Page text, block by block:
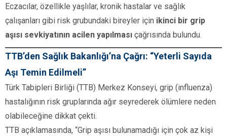
Eczacılar, özellikle yaşlılar, kronik hastalar ve sağlık
çalışanları gibi risk grubundaki bireyler için ikinci bir grip
aşısı sevkiyatının acilen yapılması çağrısında bulundu.
TTB’den Sağlık Bakanlığı’na Çağrı: “Yeterli Sayıda
Aşı Temin Edilmeli”
Türk Tabipleri Birliği (TTB) Merkez Konseyi, grip (influenza)
hastalığının risk gruplarında ağır seyrederek ölümlere neden
olabileceğine dikkat çekti.
TTB açıklamasında, “Grip aşısı bulunamadığı için çok az kişi